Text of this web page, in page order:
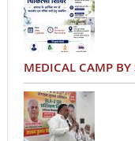
MEDICAL CAMP BY